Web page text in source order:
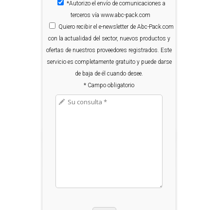
*Autorizo el envío de comunicaciones a
terceros vía www.abc-pack.com
Quiero recibir el e-newsletter de Abc-Pack.com
con la actualidad del sector, nuevos productos y
ofertas de nuestros proveedores registrados. Este
servicio es completamente gratuito y puede darse
de baja de él cuando desee.
* Campo obligatorio